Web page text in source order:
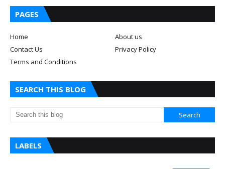
PAGES
Home
About us
Contact Us
Privacy Policy
Terms and Conditions
SEARCH THIS BLOG
LABELS